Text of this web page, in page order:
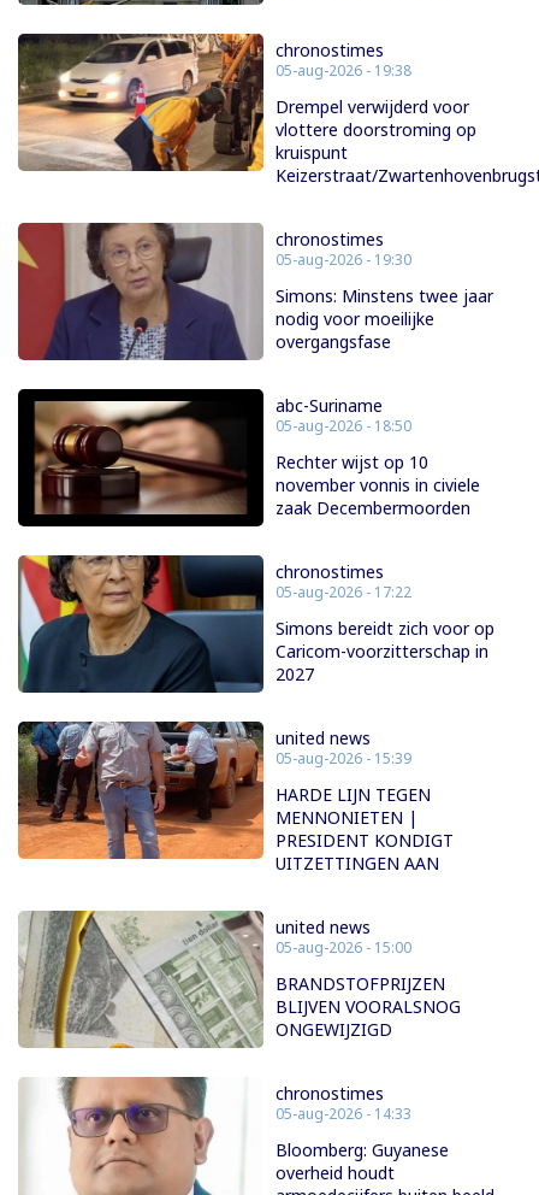
chronostimes
05-aug-2026 - 19:38
Drempel verwijderd voor
vlottere doorstroming op
kruispunt
Keizerstraat/
chronostimes
05-aug-2026 - 19:30
Simons: Minstens twee jaar
nodig voor moeilijke
overgangsfase
abc-Suriname
05-aug-2026 - 18:50
Rechter wijst op 10
november vonnis in civiele
zaak Decembermoorden
chronostimes
05-aug-2026 - 17:22
Simons bereidt zich voor op
Caricom-voorzitterschap in
2027
united news
05-aug-2026 - 15:39
HARDE LIJN TEGEN
MENNONIETEN |
PRESIDENT KONDIGT
UITZETTINGEN AAN
united news
05-aug-2026 - 15:00
BRANDSTOFPRIJZEN
BLIJVEN VOORALSNOG
ONGEWIJZIGD
chronostimes
05-aug-2026 - 14:33
Bloomberg: Guyanese
overheid houdt